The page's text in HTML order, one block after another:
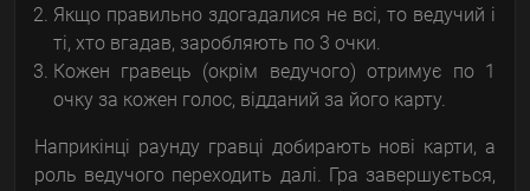
Якщо правильно здогадалися не всі, то ведучий і
ті, хто вгадав, заробляють по 3 очки.
Кожен гравець (окрім ведучого) отримує по 1
очку за кожен голос, відданий за його карту.
Наприкінці раунду гравці добирають нові карти, а
роль ведучого переходить далі. Гра завершується,